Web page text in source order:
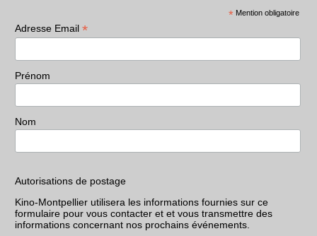
* Mention obligatoire
Adresse Email *
Prénom
Nom
Autorisations de postage
Kino-Montpellier utilisera les informations fournies sur ce
formulaire pour vous contacter et et vous transmettre des
informations concernant nos prochains événements.